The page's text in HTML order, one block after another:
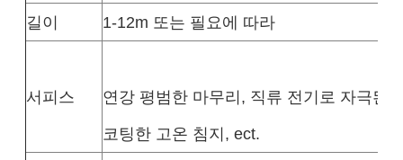
길이
1-12m 또는 필요에 따라
서피스
연강 평범한 마무리, 직류 전기로 자극된,
코팅한 고온 침지, ect.